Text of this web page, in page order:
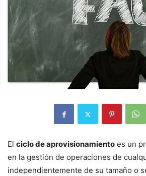
El ciclo de aprovisionamiento es un
en la gestión de operaciones de
independientemente de su tamaño o